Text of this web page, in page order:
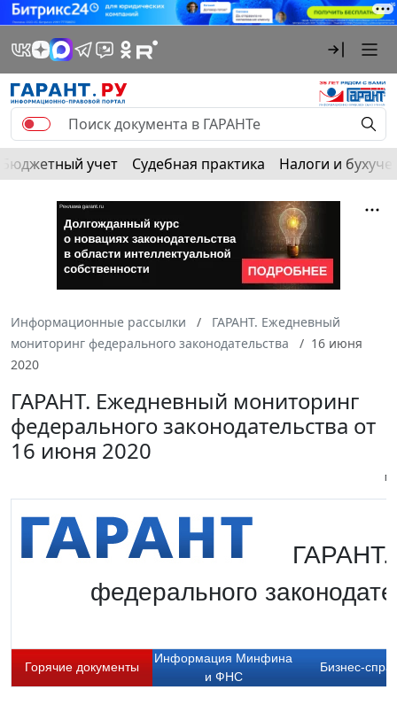
Бюджетный учет Судебная практика Налоги и
Информационные рассылки
ГАРАНТ. Ежедневный
мониторинг федерального законодательства
16 июня
2020
ГАРАНТ. Ежедневный мониторинг
федерального законодательства от
16 июня 2020
ГАРАНТ.
федерального
Горячие документы
Информация Минфина
и ФНС
Бизнес-